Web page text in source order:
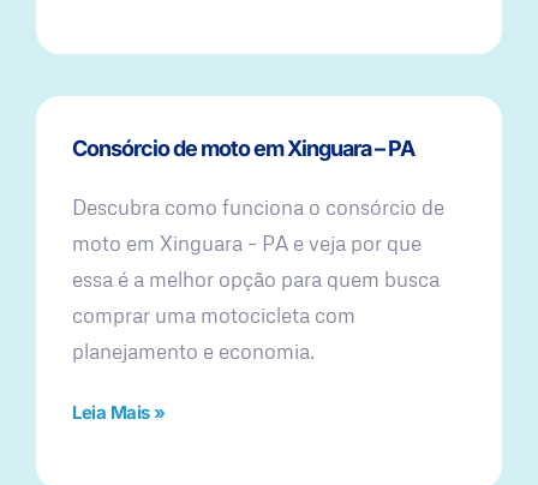
Consórcio de moto em Xinguara – PA
Descubra como funciona o consórcio de
moto em Xinguara – PA e veja por que
essa é a melhor opção para quem busca
comprar uma motocicleta com
planejamento e economia.
Leia Mais »